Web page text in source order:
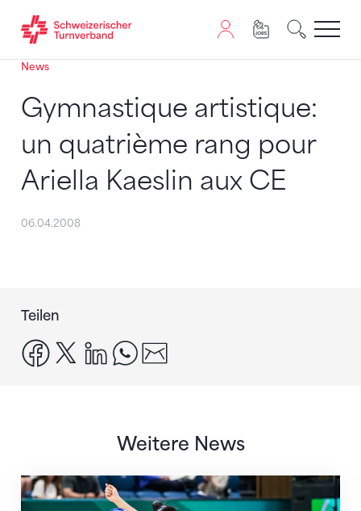
Zum Inhalt springen
Zur Sitemap navigieren
Zum Navigieren dieser Seite wird JavaScript benötigt.
News
Gymnastique artistique:
un quatrième rang pour
Ariella Kaeslin aux CE
06.04.2008
Teilen
facebook
x linkedinwhatsapp
Weitere News
Nächster Halt: Weltmeisterschaft